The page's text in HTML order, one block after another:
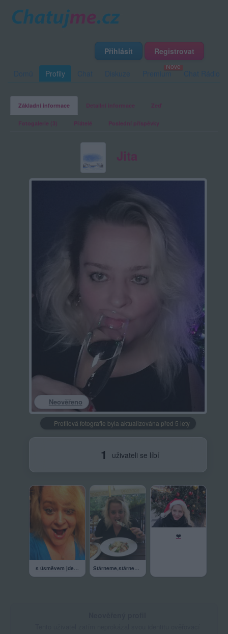
Přihlásit Registrovat
Profily Premium
Základní informace Detailní informace Zeď
Fotogalerie (3) Přátelé Poslední příspěvky
Jita
Neověřeno
Profilová fotografie byla aktualizována před 5 lety
1 uživateli se líbí
s úsměvem jde… Stárneme,stárnemeee😱
❤️